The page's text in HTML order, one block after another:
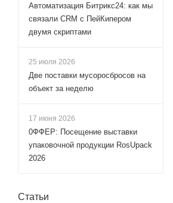
Автоматизация Битрикс24: как мы
связали CRM с ПейКипером
двумя скриптами
25 июля 2026
Две поставки мусоросбросов на
объект за неделю
17 июня 2026
0ФФЕР: Посещение выставки
упаковочной продукции RosUpack
2026
Статьи